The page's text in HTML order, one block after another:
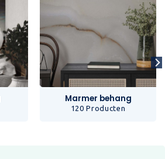
Marmer behang
120 Producten